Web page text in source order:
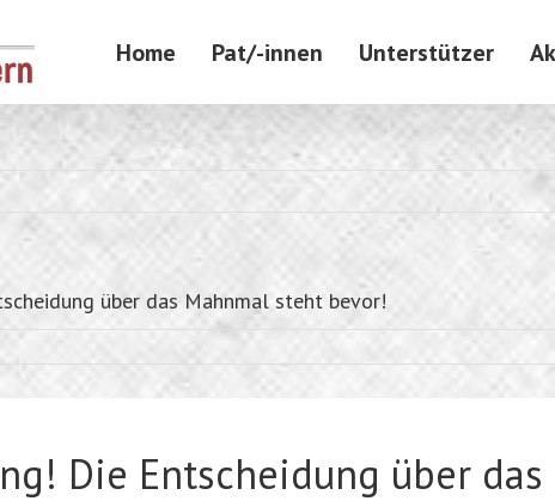
Home Pat/-innen Unterstützer
über das Mahnmal steht bevor!
Die Entscheidung über